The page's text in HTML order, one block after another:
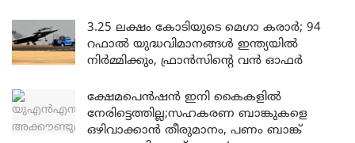
3.25 ലക്ഷം കോടിയുടെ മെഗാ കരാർ; 94
റഫാൽ യുദ്ധവിമാനങ്ങൾ ഇന്ത്യയിൽ
നിർമ്മിക്കും, ഫ്രാൻസിന്റെ വൻ ഓഫർ
ക്ഷേമപെൻഷൻ ഇനി കൈകളിൽ
നേരിട്ടെത്തില്ല;സഹകരണ ബാങ്കുകളെ
ഒഴിവാക്കാൻ തീരുമാനം, പണം ബാങ്ക്